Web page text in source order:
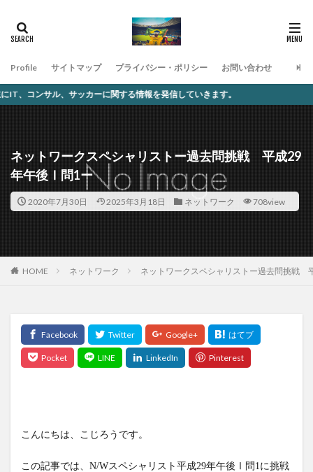
Profile サイトマップ プライバシー・ポリシー お問い合わせ
ーに関する情報を発信していきます。
ネットワークスペシャリストー過去問挑戦 平成29
年午後Ⅰ問1ー
2020年7月30日 2025年3月18日 ネットワーク 708view
HOME ネットワーク ネットワークスペシャリストー過去問挑戦
こんにちは、こじろうです。
この記事では、N/Wスペシャリスト平成29年午後Ⅰ問1に挑戦